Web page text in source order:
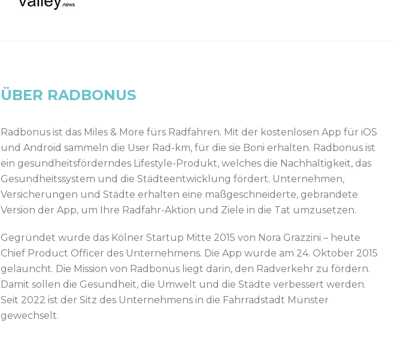
ÜBER RADBONUS
Radbonus ist das Miles & More fürs Radfahren. Mit der kostenlosen App für iOS
und Android sammeln die User Rad-km, für die sie Boni erhalten. Radbonus ist
ein gesundheitsförderndes Lifestyle-Produkt, welches die Nachhaltigkeit, das
Gesundheitssystem und die Städteentwicklung fördert. Unternehmen,
Versicherungen und Städte erhalten eine maßgeschneiderte, gebrandete
Version der App, um Ihre Radfahr-Aktion und Ziele in die Tat umzusetzen.
Gegründet wurde das Kölner Startup Mitte 2015 von Nora Grazzini – heute
Chief Product Officer des Unternehmens. Die App wurde am 24. Oktober 2015
gelauncht. Die Mission von Radbonus liegt darin, den Radverkehr zu fördern.
Damit sollen die Gesundheit, die Umwelt und die Städte verbessert werden.
Seit 2022 ist der Sitz des Unternehmens in die Fahrradstadt Münster
gewechselt.